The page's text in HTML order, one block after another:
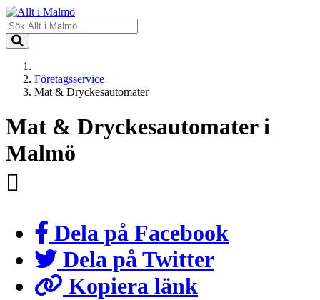
Företagsservice
Mat & Dryckesautomater
Mat & Dryckesautomater i
Malmö
Dela på Facebook
Dela på Twitter
Kopiera länk